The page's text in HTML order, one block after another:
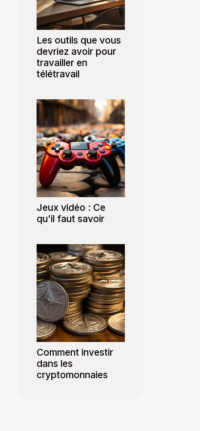
Les outils que vous
devriez avoir pour
travailler en
télétravail
Jeux vidéo : Ce
qu'il faut savoir
Comment investir
dans les
cryptomonnaies